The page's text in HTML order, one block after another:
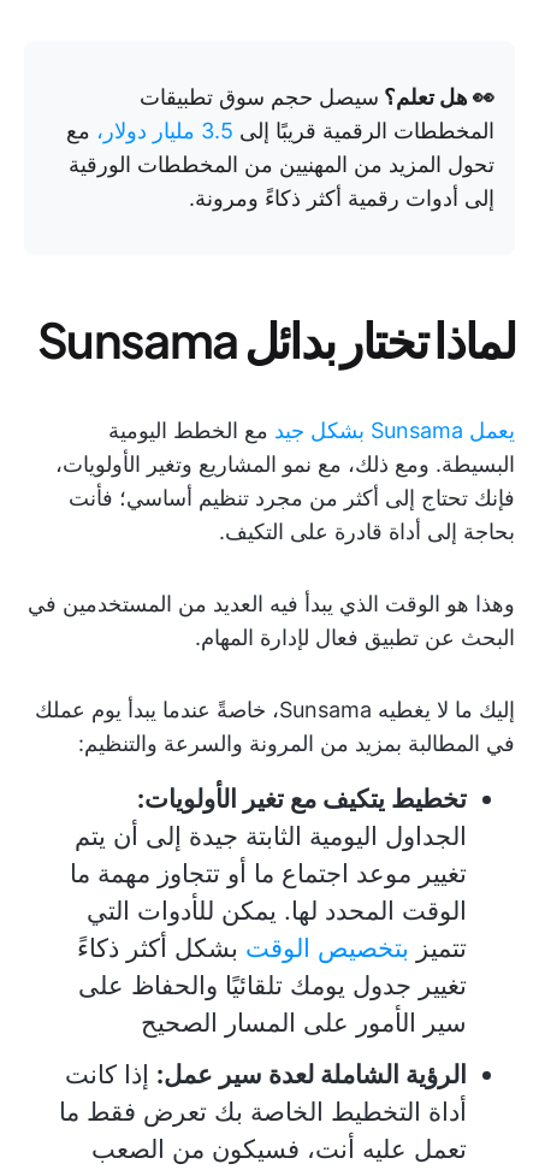
👀 هل تعلم؟ سيصل حجم سوق تطبيقات
المخططات الرقمية قريبًا إلى 3.5 مليار دولار،
مع
تحول المزيد من المهنيين من المخططات الورقية
إلى أدوات رقمية أكثر ذكاءً ومرونة.
لماذا تختار بدائل Sunsama
يعمل Sunsama بشكل جيد
مع الخطط اليومية
البسيطة. ومع ذلك، مع نمو المشاريع وتغير الأولويات،
فإنك تحتاج إلى أكثر من مجرد تنظيم أساسي؛ فأنت
بحاجة إلى أداة قادرة على التكيف.
وهذا هو الوقت الذي يبدأ فيه العديد من المستخدمين في
البحث عن تطبيق فعال لإدارة المهام.
إليك ما لا يغطيه Sunsama، خاصةً عندما يبدأ يوم عملك
في المطالبة بمزيد من المرونة والسرعة والتنظيم:
تخطيط يتكيف مع تغير الأولويات:
الجداول اليومية الثابتة جيدة إلى أن يتم
تغيير موعد اجتماع ما أو تتجاوز مهمة ما
الوقت المحدد لها. يمكن للأدوات التي
تتميز بتخصيص الوقت بشكل أكثر ذكاءً
تغيير جدول يومك تلقائيًا والحفاظ على
سير الأمور على المسار الصحيح
الرؤية الشاملة لعدة سير عمل: إذا كانت
أداة التخطيط الخاصة بك تعرض فقط ما
تعمل عليه أنت، فسيكون من الصعب